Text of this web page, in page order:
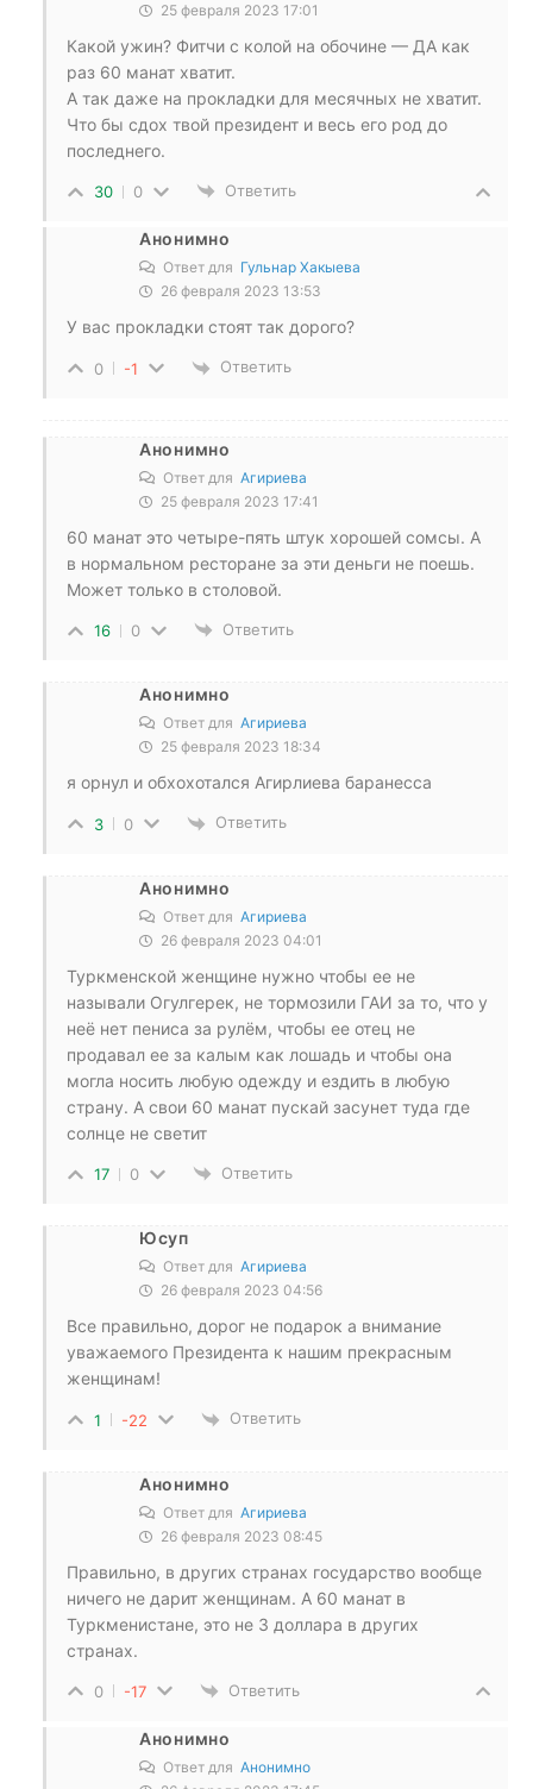
25 февраля 2023 17:01
Какой ужин? Фитчи с колой на обочине — ДА как
раз 60 манат хватит.
А так даже на прокладки для месячных не хватит.
Что бы сдох твой президент и весь его род до
последнего.
30 0 Ответить
Анонимно
Ответ для Гульнар Хакыева
26 февраля 2023 13:53
У вас прокладки стоят так дорого?
0 -1 Ответить
Анонимно
Ответ для Агириева
25 февраля 2023 17:41
60 манат это четыре-пять штук хорошей сомсы. А
в нормальном ресторане за эти деньги не поешь.
Может только в столовой.
16 0 Ответить
Анонимно
Ответ для Агириева
25 февраля 2023 18:34
я орнул и обхохотался Агирлиева баранесса
3 0 Ответить
Анонимно
Ответ для Агириева
26 февраля 2023 04:01
Туркменской женщине нужно чтобы ее не
называли Огулгерек, не тормозили ГАИ за то, что у
неё нет пениса за рулём, чтобы ее отец не
продавал ее за калым как лошадь и чтобы она
могла носить любую одежду и ездить в любую
страну. А свои 60 манат пускай засунет туда где
солнце не светит
17 0 Ответить
Юсуп
Ответ для Агириева
26 февраля 2023 04:56
Все правильно, дорог не подарок а внимание
уважаемого Президента к нашим прекрасным
женщинам!
1 -22 Ответить
Анонимно
Ответ для Агириева
26 февраля 2023 08:45
Правильно, в других странах государство вообще
ничего не дарит женщинам. А 60 манат в
Туркменистане, это не 3 доллара в других
странах.
0 -17 Ответить
Анонимно
Ответ для Анонимно